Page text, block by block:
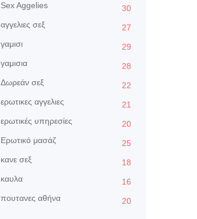
Sex Aggelies
30
αγγελιες σεξ
27
γαμισι
29
γαμισια
28
Δωρεάν σεξ
22
ερωτικες αγγελιες
21
ερωτικές υπηρεσίες
20
Ερωτικό μασάζ
25
κανε σεξ
18
καυλα
16
πουτανες αθήνα
20